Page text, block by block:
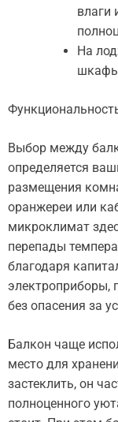
влаги
На
Выбор между
определяется
размещения
оранжереи или
микроклимат
перепады
благодаря
электроприборы,
без опасения за
Балкон чаще
место для
застеклить, он
полноценного